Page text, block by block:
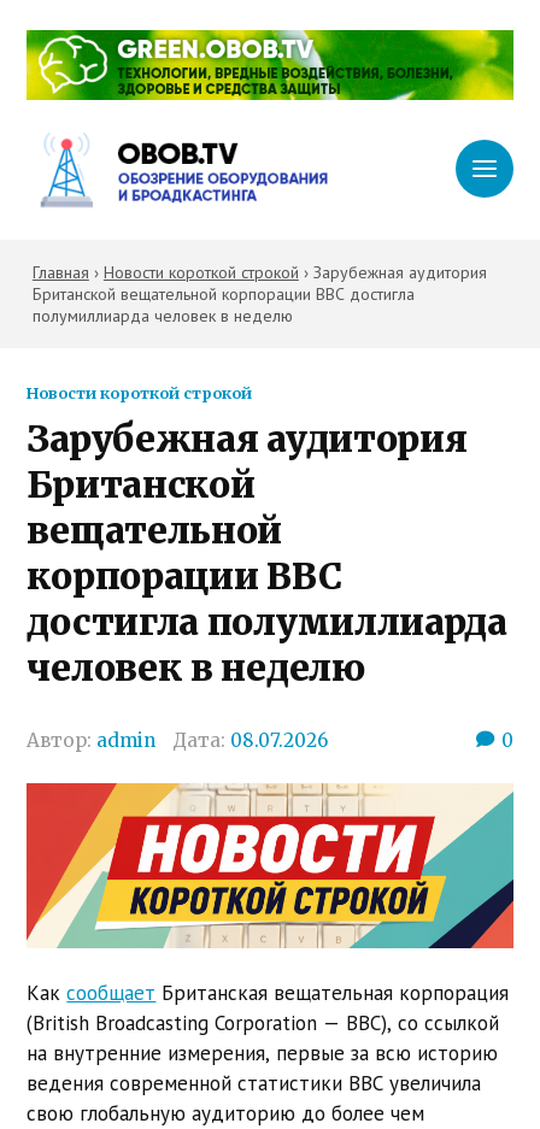
Главная › Новости короткой строкой › Зарубежная аудитория
Британской вещательной корпорации BBC достигла
полумиллиарда человек в неделю
Новости короткой строкой
Зарубежная аудитория
Британской
вещательной
корпорации BBC
достигла полумиллиарда
человек в неделю
Автор: admin Дата: 08.07.2026 0
Каксообщает Британская вещательная корпорация
(British Broadcasting Corporation — BBC), со ссылкой
на внутренние измерения, первые за всю историю
ведения современной статистики BBC увеличила
свою глобальную аудиторию до более чем